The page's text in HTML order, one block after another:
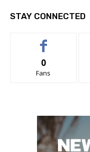
STAY CONNECTED
0
Fans